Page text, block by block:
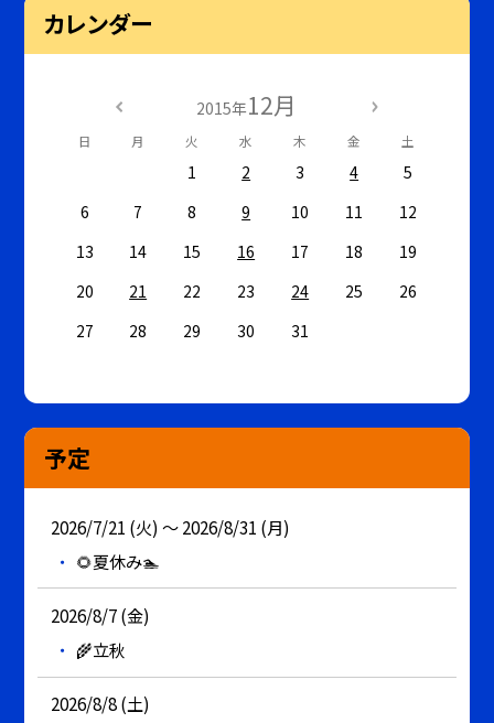
カレンダー
2015年12月
日 月 火 水 木 金 土
1 2 3 4
5
6
7 8 9 10 11
12
13
14 15 16 17 18
19
20
21 22 23 24 25
26
27
28 29 30 31
予定
2026/7/21 (火) ～ 2026/8/31 (月)
🌻夏休み🏊
2026/8/7 (金)
🌾立秋
2026/8/8 (土)